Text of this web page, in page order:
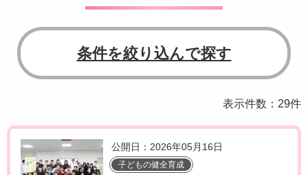
条件を絞り込んで探す
表示件数：29件
公開日：2026年05月16日
子どもの健全育成